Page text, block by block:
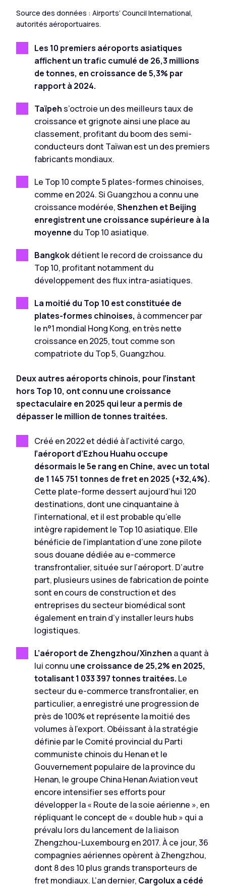
Source des données : Airports’ Council International,
autorités aéroportuaires.
Les 10 premiers aéroports asiatiques
affichent un trafic cumulé de 26,3 millions
de tonnes, en croissance de 5,3% par
rapport à 2024.
Taïpeh s’octroie un des meilleurs taux de
croissance et grignote ainsi une place au
classement, profitant du boom des semi-
conducteurs dont Taïwan est un des premiers
fabricants mondiaux.
Le Top 10 compte 5 plates-formes chinoises,
comme en 2024. Si Guangzhou a connu une
croissance modérée,Shenzhen et Beijing
enregistrent une croissance supérieure à la
moyenne du Top 10 asiatique.
Bangkokdétient le record de croissance du
Top 10, profitant notamment du
développement des flux intra-asiatiques.
La moitié du Top 10 est constituée de
plates-formes chinoises, à commencer par
le n°1 mondial Hong Kong, en très nette
croissance en 2025, tout comme son
compatriote du Top 5, Guangzhou.
Deux autres aéroports chinois, pour l’instant
hors Top 10, ont connu une croissance
spectaculaire en 2025 qui leur a permis de
dépasser le million de tonnes traitées.
Créé en 2022 et dédié à l’activité cargo,
l’aéroport d’Ezhou Huahu occupe
désormais le 5e rang en Chine, avec un total
de 1 145 751 tonnes de fret en 2025 (+32,4%).
Cette plate-forme dessert aujourd’hui 120
destinations, dont une cinquantaine à
l’international, et il est probable qu’elle
intègre rapidement le Top 10 asiatique. Elle
bénéficie de l’implantation d’une zone pilote
sous douane dédiée au e-commerce
transfrontalier, située sur l’aéroport. D’autre
part, plusieurs usines de fabrication de pointe
sont en cours de construction et des
entreprises du secteur biomédical sont
également en train d’y installer leurs hubs
logistiques.
L’aéroport de Zhengzhou/Xinzhen a quant à
lui connu une croissance de 25,2% en 2025,
totalisant 1 033 397 tonnes traitées. Le
secteur du e-commerce transfrontalier, en
particulier, a enregistré une progression de
près de 100% et représente la moitié des
volumes à l’export. Obéissant à la stratégie
définie par le Comité provincial du Parti
communiste chinois du Henan et le
Gouvernement populaire de la province du
Henan, le groupe China Henan Aviation veut
encore intensifier ses efforts pour
développer la « Route de la soie aérienne », en
répliquant le concept de « double hub » qui a
prévalu lors du lancement de la liaison
Zhengzhou-Luxembourg en 2017. À ce jour, 36
compagnies aériennes opèrent à Zhengzhou,
dont 8 des 10 plus grands transporteurs de
fret mondiaux. L’an dernier, Cargolux a cédé